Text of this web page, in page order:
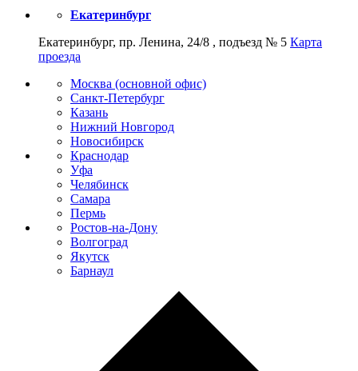
Екатеринбург
Екатеринбург, пр. Ленина, 24/8 , подъезд № 5 Карта
проезда
Москва (основной офис)
Санкт-Петербург
Казань
Нижний Новгород
Новосибирск
Краснодар
Уфа
Челябинск
Самара
Пермь
Ростов-на-Дону
Волгоград
Якутск
Барнаул